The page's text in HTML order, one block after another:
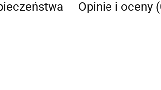
Opinie i oceny